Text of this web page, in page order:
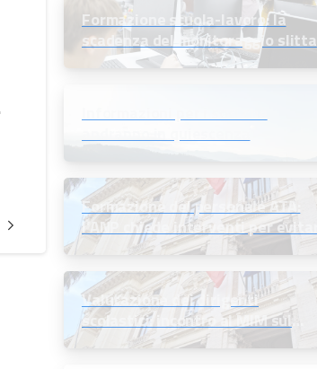
Formazione scuola-lavoro: la
scadenza del monitoraggio slitta
all’11 settembre 2026
Formazione del personale ATA:
l’ANP chiede interventi per evitare
sprechi e valorizzare gli
investimenti
Valutazione dei dirigenti
scolastici: incontro al MIM sul
monitoraggio dei risultati